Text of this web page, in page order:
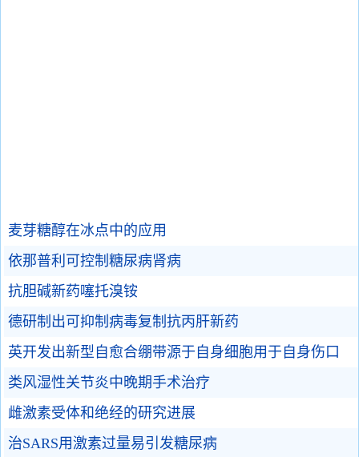
麦芽糖醇在冰点中的应用
依那普利可控制糖尿病肾病
抗胆碱新药噻托溴铵
德研制出可抑制病毒复制抗丙肝新药
英开发出新型自愈合绷带源于自身细胞用于自身伤口
类风湿性关节炎中晚期手术治疗
雌激素受体和绝经的研究进展
治SARS用激素过量易引发糖尿病